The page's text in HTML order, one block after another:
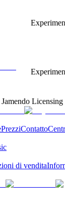
Jamendo Licensing
PrezziContatto
di vendita